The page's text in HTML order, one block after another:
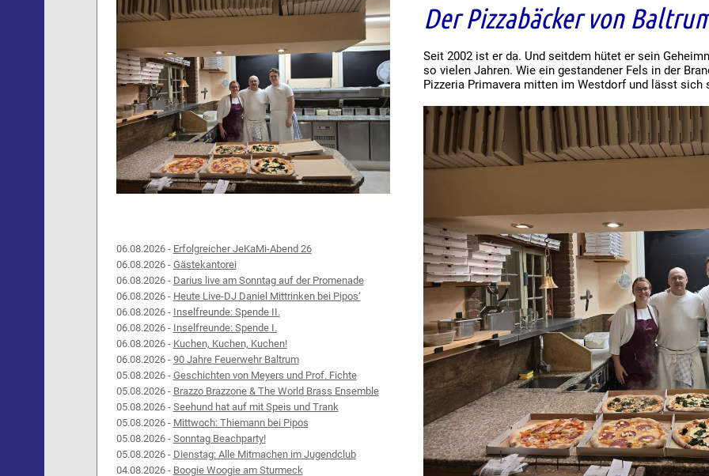
06.08.2026 - Erfolgreicher JeKaMi-Abend 26
06.08.2026 - Gästekantorei
06.08.2026 - Darius live am Sonntag auf der Promenade
06.08.2026 - Heute Live-DJ Daniel Mittrinken bei Pipos‘
06.08.2026 - Inselfreunde: Spende II.
06.08.2026 - Inselfreunde: Spende I.
06.08.2026 - Kuchen, Kuchen, Kuchen!
06.08.2026 - 90 Jahre Feuerwehr Baltrum
05.08.2026 - Geschichten von Meyers und Prof. Fichte
05.08.2026 - Brazzo Brazzone & The World Brass Ensemble
05.08.2026 - Seehund hat auf mit Speis und Trank
05.08.2026 - Mittwoch: Thiemann bei Pipos
05.08.2026 - Sonntag Beachparty!
05.08.2026 - Dienstag: Alle Mitmachen im Jugendclub
04.08.2026 - Boogie Woogie am Sturmeck
Der Pizzabäcker von
Seit 2002 ist er da. Und seitdem hütet er sein
so vielen Jahren. Wie ein gestandener Fels in der
Pizzeria Primavera mitten im Westdorf und lässt sich